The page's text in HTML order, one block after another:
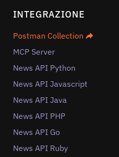
INTEGRAZIONE
Postman Collection
MCP Server
News API Python
News API Javascript
News API Java
News API PHP
News API Go
News API Ruby